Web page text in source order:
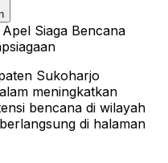
Sukoharjo
meningkatkan
bencana di wilayah
di halaman